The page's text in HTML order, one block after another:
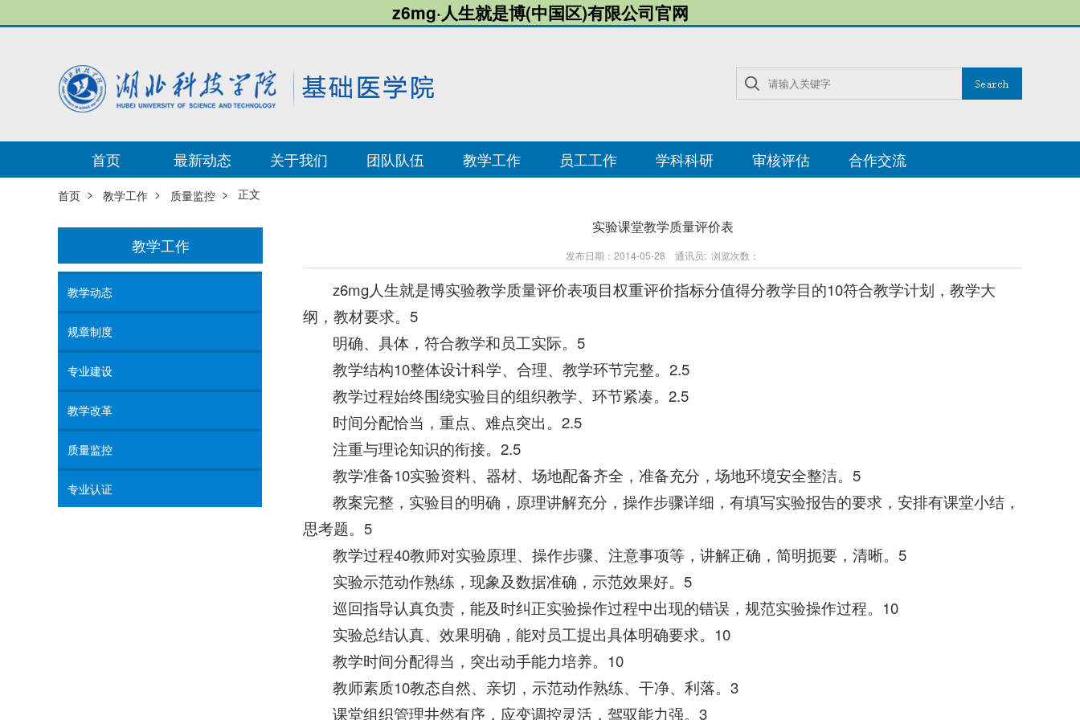
z6mg·人生就是博(中国区)有限公司官网
首页 最新动态 关于我们 团队队伍 教学工作 员工工作 学科科研 审核评估 合作交流
首页 > 教学工作 > 质量监控 > 正文
教学工作
教学动态
规章制度
专业建设
教学改革
质量监控
专业认证
实验课堂教学质量评价表
发布日期：2014-05-28 通讯员: 浏览次数：
z6mg人生就是博实验教学质量评价表项目权重评价指标分值得分教学目的10符合教学计划，教学大
纲，教材要求。5
明确、具体，符合教学和员工实际。5
教学结构10整体设计科学、合理、教学环节完整。2.5
教学过程始终围绕实验目的组织教学、环节紧凑。2.5
时间分配恰当，重点、难点突出。2.5
注重与理论知识的衔接。2.5
教学准备10实验资料、器材、场地配备齐全，准备充分，场地环境安全整洁。5
教案完整，实验目的明确，原理讲解充分，操作步骤详细，有填写实验报告的要求，安排有课堂小结，
思考题。5
教学过程40教师对实验原理、操作步骤、注意事项等，讲解正确，简明扼要，清晰。5
实验示范动作熟练，现象及数据准确，示范效果好。5
巡回指导认真负责，能及时纠正实验操作过程中出现的错误，规范实验操作过程。10
实验总结认真、效果明确，能对员工提出具体明确要求。10
教学时间分配得当，突出动手能力培养。10
教师素质10教态自然、亲切，示范动作熟练、干净、利落。3
课堂组织管理井然有序，应变调控灵活，驾驭能力强。3